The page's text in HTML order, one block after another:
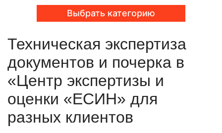
Почерковедческая экспертиза
Товароведческая экспертиза
Автотехническая экспертиза
Экспертиза электробытовой техники
Экспертиза по технике безопасности
Техническая экспертиза документов
Электротехническая экспертиза
Выбрать категорию
Фоноскопическая экспертиза
Автотехническая экспертиза
Юридическая экспертиза
Экспертиза изделий из металлов
Экспертиза электробытовой техники
Экономическая экспертиза
Экологическая экспертиза
Техническая экспертиза документов
Строительно-техническая экспертиза
Почерковедческая экспертиза
Техническая экспертиза
документов и почерка в
«Центр экспертизы и
оценки «ЕСИН» для
разных клиентов